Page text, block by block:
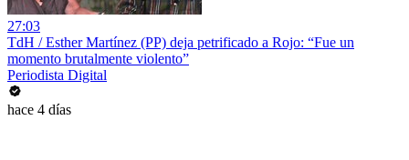
27:03
TdH / Esther Martínez (PP) deja petrificado a Rojo: “Fue un
momento brutalmente violento”
Periodista Digital
hace 4 días